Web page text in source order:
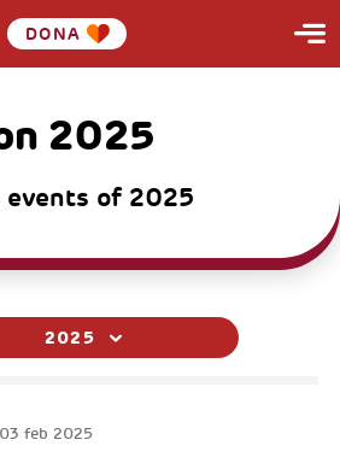
DONA
2025
events of 2025
2025
03 feb 2025